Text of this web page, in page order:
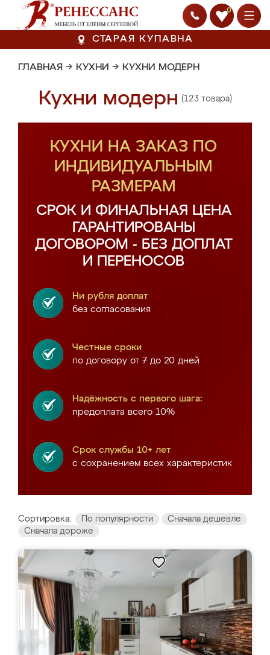
0
СТАРАЯ КУПАВНА
ГЛАВНАЯ → КУХНИ → КУХНИ МОДЕРН
Кухни модерн (123 товара)
КУХНИ НА ЗАКАЗ ПО
ИНДИВИДУАЛЬНЫМ
РАЗМЕРАМ
СРОК И ФИНАЛЬНАЯ ЦЕНА
ГАРАНТИРОВАНЫ
ДОГОВОРОМ - БЕЗ ДОПЛАТ
И ПЕРЕНОСОВ
Ни рубля доплат
без согласования
Честные сроки
по договору от 7 до 20 дней
Надёжность с первого шага:
предоплата всего 10%
Срок службы 10+ лет
с сохранением всех характеристик
Сортировка: По популярности
Сначала дешевле
Сначала дороже